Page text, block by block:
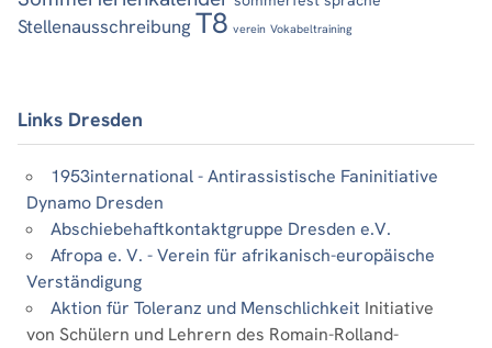
Stellenausschreibung T8 verein Vokabeltraining
Links Dresden
1953international - Antirassistische Faninitiative
Dynamo Dresden
Abschiebehaftkontaktgruppe Dresden e.V.
Afropa e. V. - Verein für afrikanisch-europäische
Verständigung
Aktion für Toleranz und Menschlichkeit Initiative
von Schülern und Lehrern des Romain-Rolland-